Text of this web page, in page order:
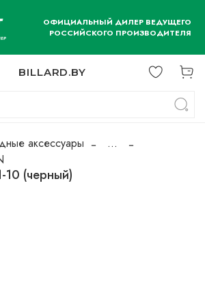
ОФИЦИАЛЬНЫЙ ДИЛЕР ВЕДУЩЕГО
РОССИЙСКОГО ПРОИЗВОДИТЕЛЯ
BILLARD.BY
аксессуары
...
10 (черный)